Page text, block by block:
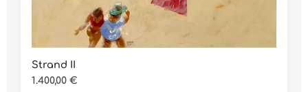
Strand II
Regulärer Preis:
1.400,00 €